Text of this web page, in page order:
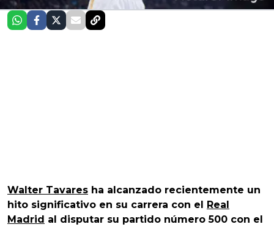
Walter Tavares ha alcanzado recientemente un
hito significativo en su carrera con el Real
Madrid al disputar su partido número 500 con el